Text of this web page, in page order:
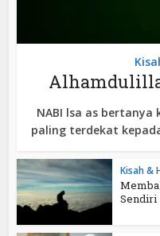
NABI lsa as bertanya
paling terdekat
Kisah &
Sendiri